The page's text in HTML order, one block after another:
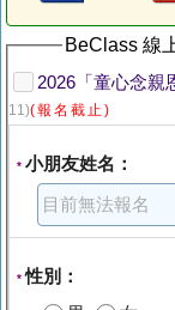
BeClass 線
2026「童心念親
11)(報名截止)
* 小朋友姓名：
*性別：